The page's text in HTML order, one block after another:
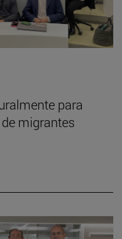
para
migrantes